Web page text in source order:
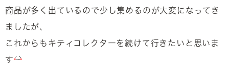
商品が多く出ているので少し集めるのが大変になってき
ましたが、
これからもキティコレクターを続けて行きたいと思いま
す